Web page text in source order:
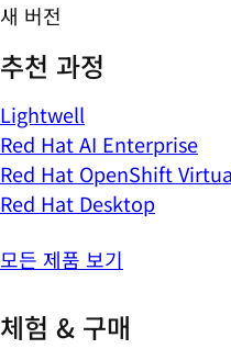
새 버전
추천 과정
Lightwell
Red Hat AI Enterprise
Red Hat OpenShift
Red Hat Desktop
모든 제품 보기
체험 & 구매